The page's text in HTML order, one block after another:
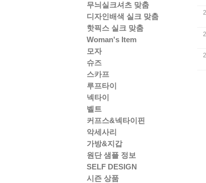
무늬실크셔츠 맞춤
디자인배색 실크 맞춤
핫픽스 실크 맞춤
Woman's Item
모자
슈즈
스카프
루프타이
넥타이
벨트
커프스&넥타이핀
악세사리
가방&지갑
원단 샘플 정보
SELF DESIGN
시즌 상품